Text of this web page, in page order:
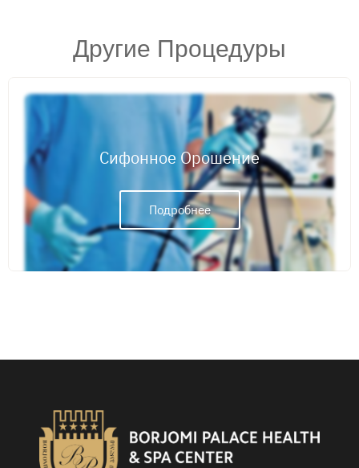
Другие Процедуры
Сифонное Орошение
Подробнее